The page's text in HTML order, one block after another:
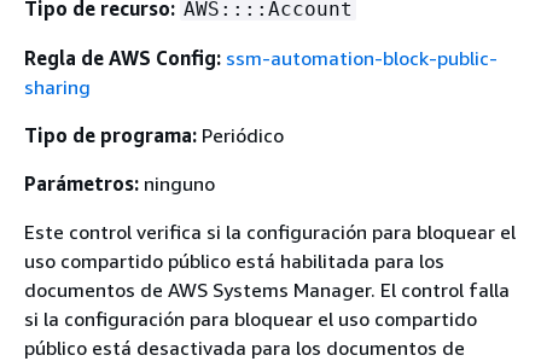
Tipo de recurso: AWS::::Account
Regla de AWS Config: ssm-automation-block-public-
sharing
Tipo de programa: Periódico
Parámetros: ninguno
Este control verifica si la configuración para bloquear el
uso compartido público está habilitada para los
documentos de AWS Systems Manager. El control falla
si la configuración para bloquear el uso compartido
público está desactivada para los documentos de